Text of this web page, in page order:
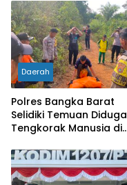
Daerah
Polres Bangka Barat
Selidiki Temuan Diduga
Tengkorak Manusia di
Berspekulasi